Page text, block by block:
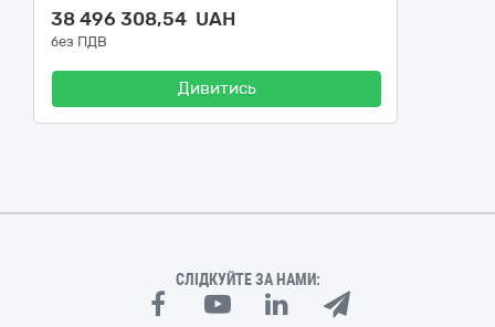
38 496 308,54 UAH
без ПДВ
Дивитись
СЛІДКУЙТЕ ЗА НАМИ: